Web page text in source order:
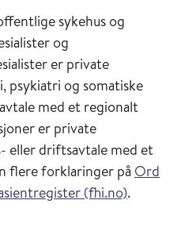
sykehus og
og
er private
psykiatri og somatiske
med et regionalt
er private
eller driftsavtale med et
flere forklaringer på Ord
(fhi.no).